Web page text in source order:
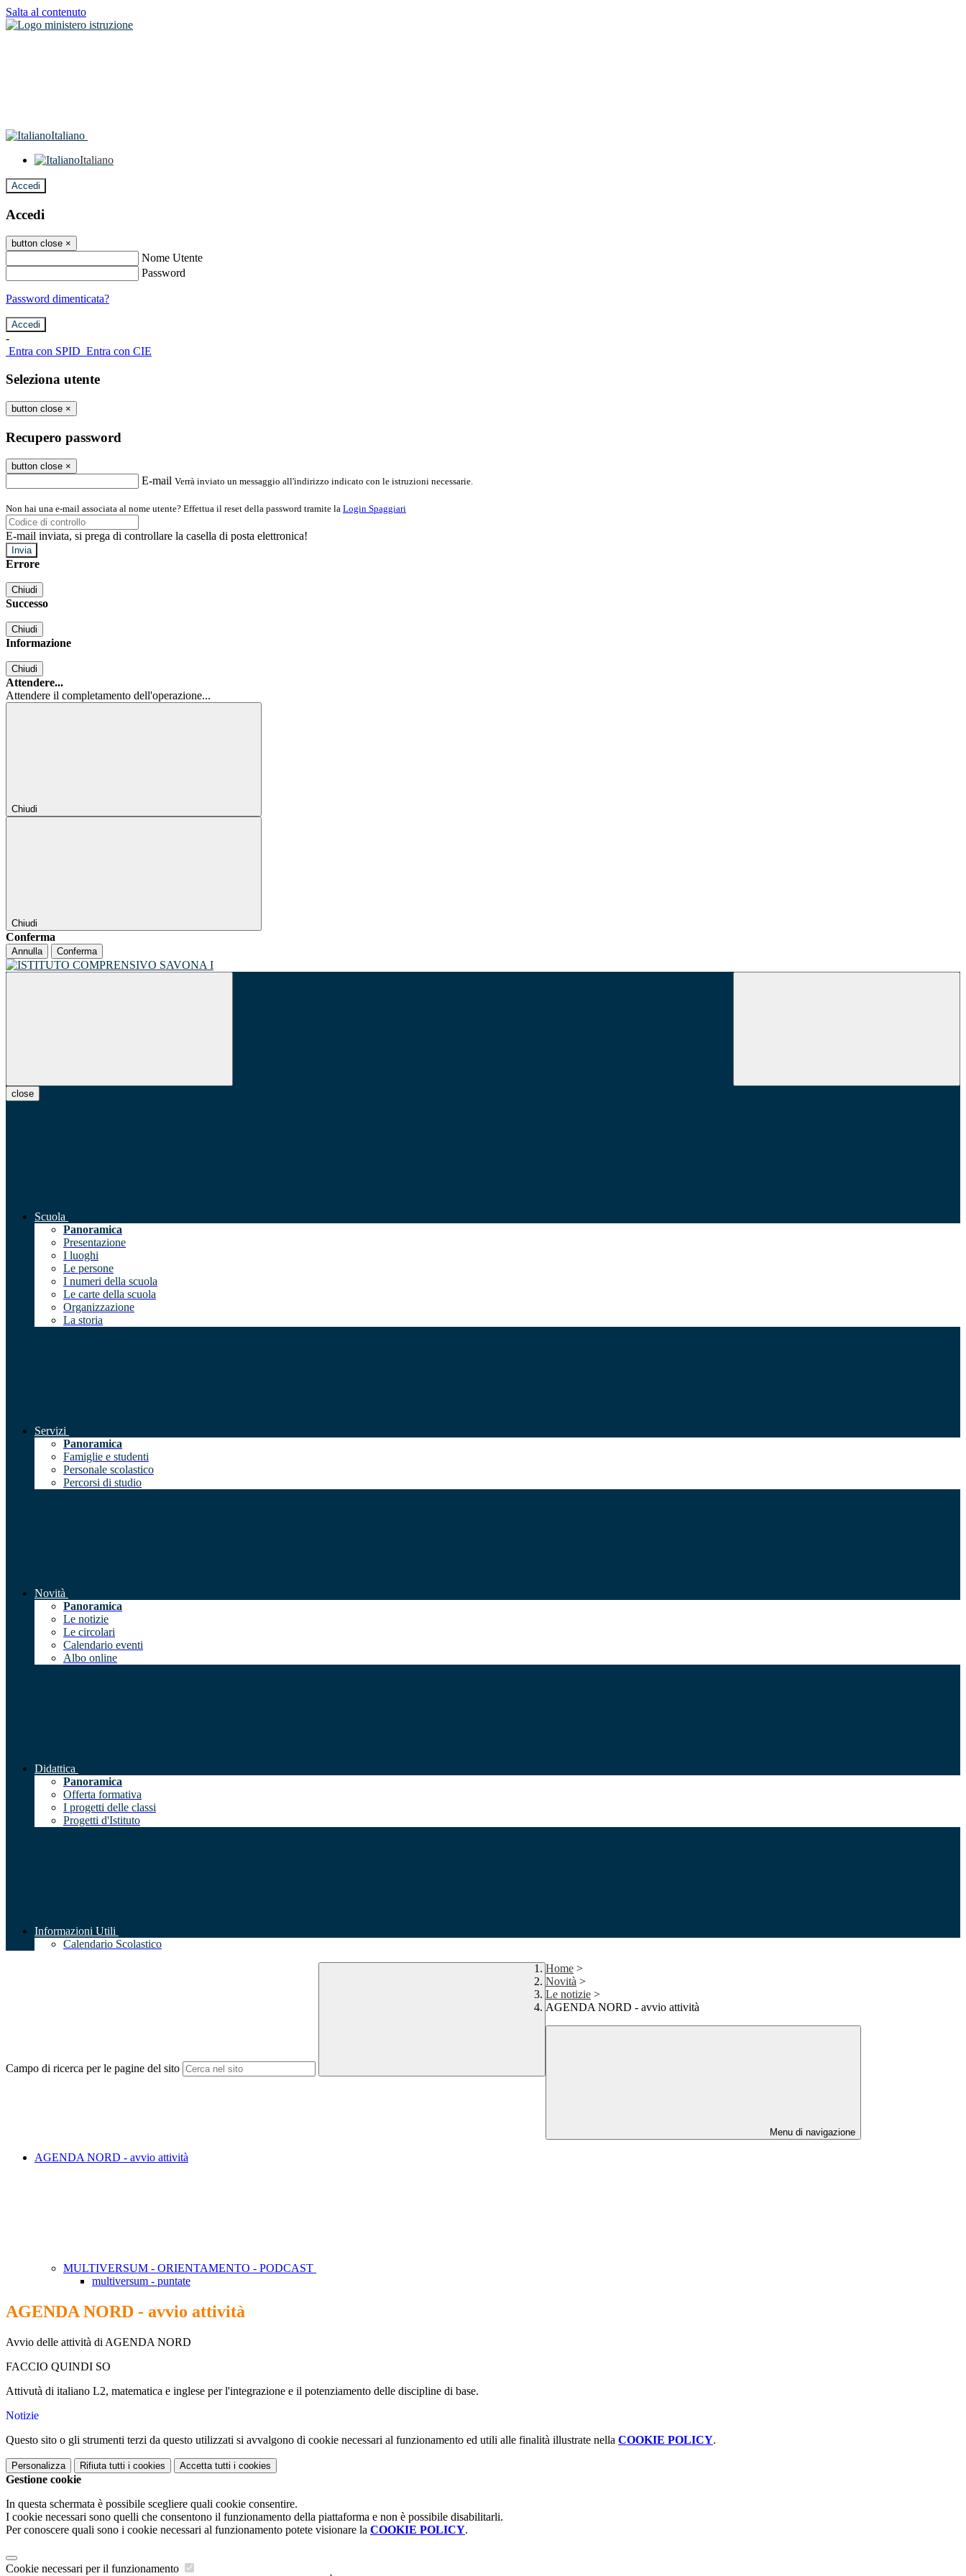
Salta al contenuto
Italiano
Italiano
Accedi
Accedi
button close ×
Nome Utente
Password
Password dimenticata?
-
Entra con SPID Entra con CIE
Seleziona utente
button close ×
Recupero password
button close ×
E-mail Verrà inviato un messaggio all'indirizzo indicato con le istruzioni necessarie.
Non hai una e-mail associata al nome utente? Effettua il reset della password tramite la Login Spaggiari
E-mail inviata, si prega di controllare la casella di posta elettronica!
Errore
Chiudi
Successo
Chiudi
Informazione
Chiudi
Attendere...
Attendere il completamento dell'operazione...
Chiudi
Chiudi
Conferma
Annulla Conferma
close
Scuola
Panoramica
Presentazione
I luoghi
Le persone
I numeri della scuola
Le carte della scuola
Organizzazione
La storia
Servizi
Panoramica
Famiglie e studenti
Personale scolastico
Percorsi di studio
Novità
Panoramica
Le notizie
Le circolari
Calendario eventi
Albo online
Didattica
Panoramica
Offerta formativa
I progetti delle classi
Progetti d'Istituto
Informazioni Utili
Calendario Scolastico
Campo di ricerca per le pagine del sito
Home >
Novità >
Le notizie >
AGENDA NORD - avvio attività
Menu di navigazione
AGENDA NORD - avvio attività
MULTIVERSUM - ORIENTAMENTO - PODCAST
multiversum - puntate
AGENDA NORD - avvio attività
Avvio delle attività di AGENDA NORD
FACCIO QUINDI SO
Attivutà di italiano L2, matematica e inglese per l'integrazione e il potenziamento delle discipline di base.
Notizie
Questo sito o gli strumenti terzi da questo utilizzati si avvalgono di cookie necessari al funzionamento ed utili alle finalità illustrate nella COOKIE POLICY.
Personalizza Rifiuta tutti i cookies Accetta tutti i cookies
Gestione cookie
In questa schermata è possibile scegliere quali cookie consentire.
I cookie necessari sono quelli che consentono il funzionamento della piattaforma e non è possibile disabilitarli.
Per conoscere quali sono i cookie necessari al funzionamento potete visionare la COOKIE POLICY.
Cookie necessari per il funzionamento